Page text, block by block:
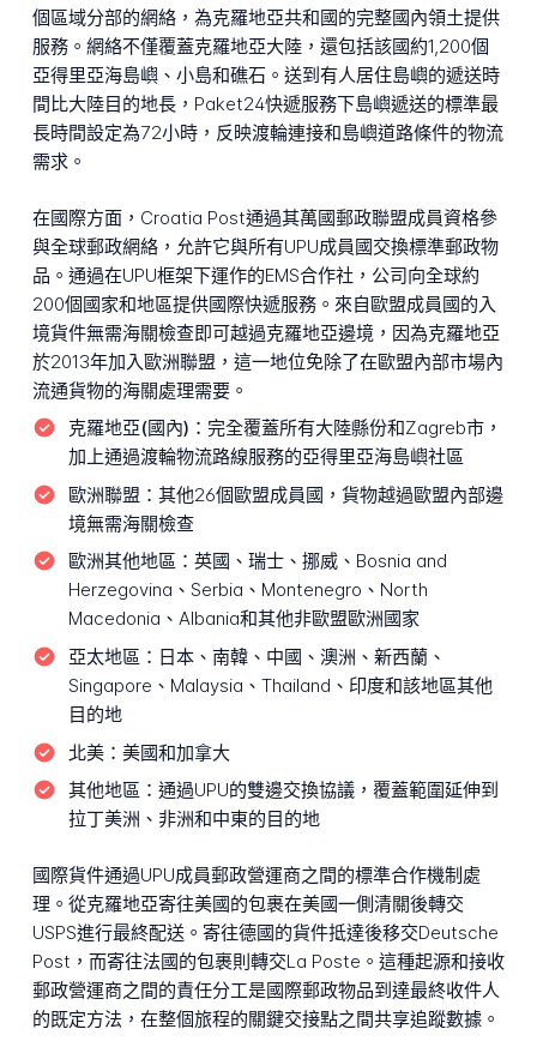
個區域分部的網絡，為克羅地亞共和國的完整國內領土提供
服務。網絡不僅覆蓋克羅地亞大陸，還包括該國約1,200個
亞得里亞海島嶼、小島和礁石。送到有人居住島嶼的遞送時
間比大陸目的地長，Paket24快遞服務下島嶼遞送的標準最
長時間設定為72小時，反映渡輪連接和島嶼道路條件的物流
需求。
在國際方面，Croatia Post通過其萬國郵政聯盟成員資格參
與全球郵政網絡，允許它與所有UPU成員國交換標準郵政物
品。通過在UPU框架下運作的EMS合作社，公司向全球約
200個國家和地區提供國際快遞服務。來自歐盟成員國的入
境貨件無需海關檢查即可越過克羅地亞邊境，因為克羅地亞
於2013年加入歐洲聯盟，這一地位免除了在歐盟內部市場內
流通貨物的海關處理需要。
克羅地亞(國內)： 完全覆蓋所有大陸縣份和Zagreb市，
加上通過渡輪物流路線服務的亞得里亞海島嶼社區
歐洲聯盟： 其他26個歐盟成員國，貨物越過歐盟內部邊
境無需海關檢查
歐洲其他地區： 英國、瑞士、挪威、Bosnia and
Herzegovina、Serbia、Montenegro、North
Macedonia、Albania和其他非歐盟歐洲國家
亞太地區： 日本、南韓、中國、澳洲、新西蘭、
Singapore、Malaysia、Thailand、印度和該地區其他
目的地
北美： 美國和加拿大
其他地區： 通過UPU的雙邊交換協議，覆蓋範圍延伸到
拉丁美洲、非洲和中東的目的地
國際貨件通過UPU成員郵政營運商之間的標準合作機制處
理。從克羅地亞寄往美國的包裹在美國一側清關後轉交
USPS進行最終配送。寄往德國的貨件抵達後移交Deutsche
Post，而寄往法國的包裹則轉交La Poste。這種起源和接收
郵政營運商之間的責任分工是國際郵政物品到達最終收件人
的既定方法，在整個旅程的關鍵交接點之間共享追蹤數據。